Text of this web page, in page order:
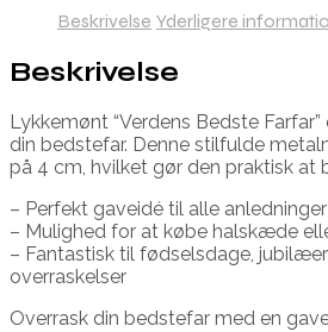
Beskrivelse Yderligere
Beskrivelse
Lykkemønt “Verdens Bedste
din bedstefar. Denne stilfulde
på 4 cm, hvilket gør den praktisk at
– Perfekt gaveidé til alle anledninger
– Mulighed for at købe halskæde
– Fantastisk til fødselsdage,
overraskelser
Overrask din bedstefar med en